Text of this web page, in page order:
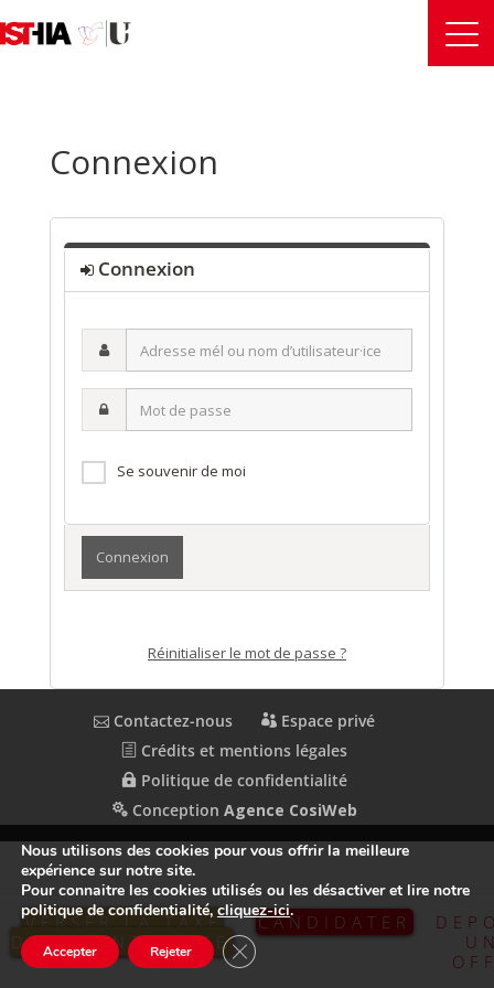
VERSER LA TAXE
D’APPRENTISSAGE
CANDIDATER
Connexion
Connexion
mél
nom
d’utilisateur·ice
Se souvenir de moi
Réinitialiser le mot de passe ?
Contactez-nous
Espace privé
Crédits et mentions légales
Politique de confidentialité
Conception Agence CosiWeb
Nous utilisons des cookies pour vous offrir la meilleure
expérience sur notre site.
Pour connaitre les cookies utilisés ou les désactiver et lire notre
politique de confidentialité,cliquez-ici.
Accepter Rejeter Fermer la bannière des cookies